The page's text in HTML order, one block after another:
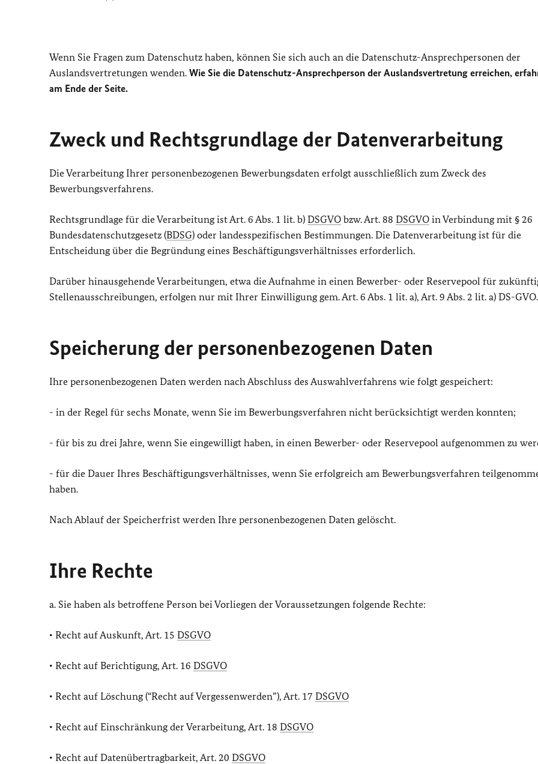
Wenn Sie Fragen zum Datenschutz haben, können Sie sich auch an die Datenschutz-Ansprechpersonen der
Auslandsvertretungen wenden. Wie Sie die Datenschutz-Ansprechperson der Auslandsvertretung erreichen,
am Ende der Seite.
Zweck und Rechtsgrundlage der Datenverarbeitung
Die Verarbeitung Ihrer personenbezogenen Bewerbungsdaten erfolgt ausschließlich zum Zweck des
Bewerbungsverfahrens.
Rechtsgrundlage für die Verarbeitung ist Art. 6 Abs. 1 lit. b) DSGVO bzw. Art. 88 DSGVO in Verbindung mit § 26
Bundesdatenschutzgesetz (BDSG) oder landesspezifischen Bestimmungen. Die Datenverarbeitung ist für die
Entscheidung über die Begründung eines Beschäftigungsverhältnisses erforderlich.
Darüber hinausgehende Verarbeitungen, etwa die Aufnahme in einen Bewerber- oder Reservepool für
Stellenausschreibungen, erfolgen nur mit Ihrer Einwilligung gem. Art. 6 Abs. 1 lit. a), Art. 9 Abs. 2 lit. a) DS-GVO.
Speicherung der personenbezogenen Daten
Ihre personenbezogenen Daten werden nach Abschluss des Auswahlverfahrens wie folgt gespeichert:
- in der Regel für sechs Monate, wenn Sie im Bewerbungsverfahren nicht berücksichtigt werden konnten;
- für bis zu drei Jahre, wenn Sie eingewilligt haben, in einen Bewerber- oder Reservepool aufgenommen zu
- für die Dauer Ihres Beschäftigungsverhältnisses, wenn Sie erfolgreich am Bewerbungsverfahren
haben.
Nach Ablauf der Speicherfrist werden Ihre personenbezogenen Daten gelöscht.
Ihre Rechte
a. Sie haben als betroffene Person bei Vorliegen der Voraussetzungen folgende Rechte:
• Recht auf Auskunft, Art. 15 DSGVO
• Recht auf Berichtigung, Art. 16 DSGVO
• Recht auf Löschung (“Recht auf Vergessenwerden”), Art. 17 DSGVO
• Recht auf Einschränkung der Verarbeitung, Art. 18 DSGVO
• Recht auf Datenübertragbarkeit, Art. 20 DSGVO